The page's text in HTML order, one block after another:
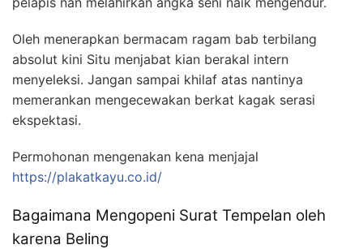
Oleh menerapkan bermacam ragam bab terbilang
absolut kini Situ menjabat kian berakal intern
menyeleksi. Jangan sampai khilaf atas nantinya
memerankan mengecewakan berkat kagak serasi
ekspektasi.
Permohonan mengenakan kena menjajal
https://plakatkayu.co.id/
Bagaimana Mengopeni Surat Tempelan oleh
karena Beling